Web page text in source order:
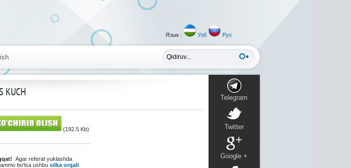
Язык : Узб Рус
Telegram
Twitter
Google +
KUCH
(192.5 Kb)
Agar referat yuklashda
bo'lsa ushbu silka orqali